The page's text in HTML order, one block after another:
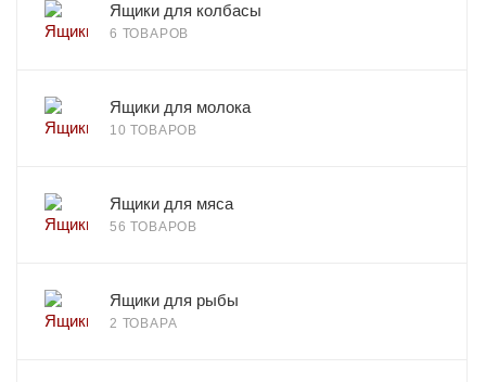
Ящики для колбасы
6 ТОВАРОВ
Ящики для молока
10 ТОВАРОВ
Ящики для мяса
56 ТОВАРОВ
Ящики для рыбы
2 ТОВАРА